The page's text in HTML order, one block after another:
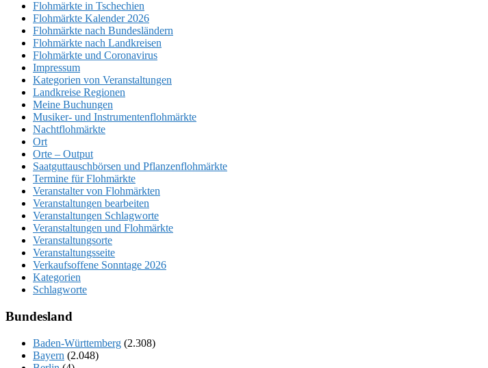
Flohmärkte in Tschechien
Flohmärkte Kalender 2026
Flohmärkte nach Bundesländern
Flohmärkte nach Landkreisen
Flohmärkte und Coronavirus
Impressum
Kategorien von Veranstaltungen
Landkreise Regionen
Meine Buchungen
Musiker- und Instrumentenflohmärkte
Nachtflohmärkte
Ort
Orte – Output
Saatguttauschbörsen und Pflanzenflohmärkte
Termine für Flohmärkte
Veranstalter von Flohmärkten
Veranstaltungen bearbeiten
Veranstaltungen Schlagworte
Veranstaltungen und Flohmärkte
Veranstaltungsorte
Veranstaltungsseite
Verkaufsoffene Sonntage 2026
Kategorien
Schlagworte
Bundesland
Baden-Württemberg (2.308)
Bayern (2.048)